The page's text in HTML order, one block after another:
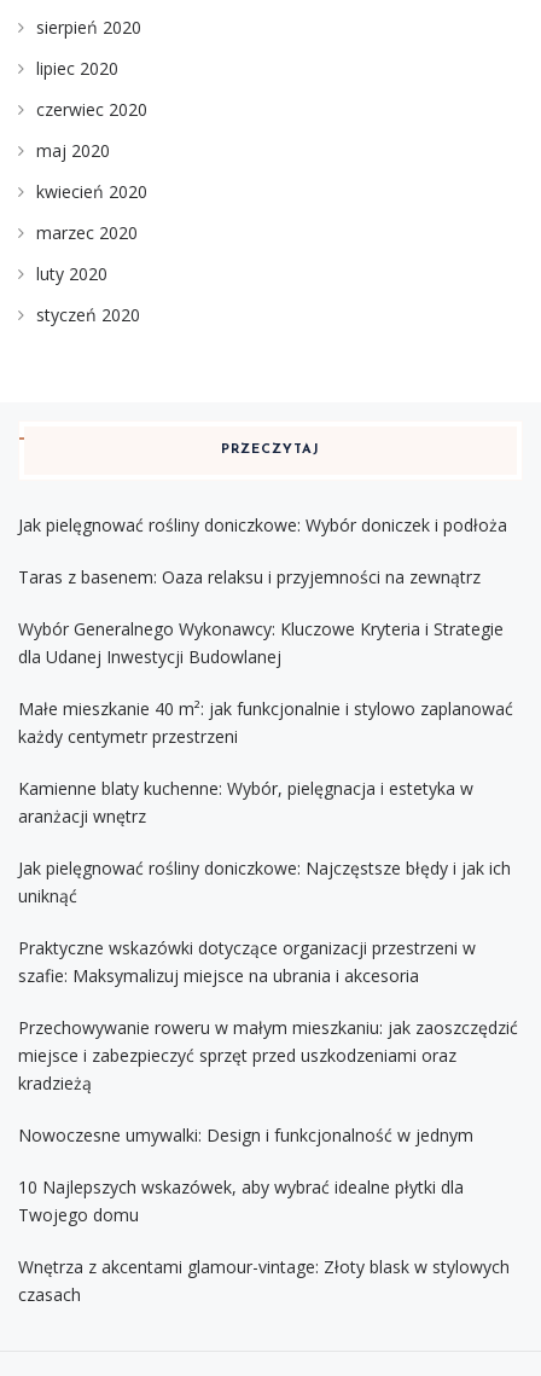
sierpień 2020
lipiec 2020
czerwiec 2020
maj 2020
kwiecień 2020
marzec 2020
luty 2020
styczeń 2020
PRZECZYTAJ
Jak pielęgnować rośliny doniczkowe: Wybór doniczek i podłoża
Taras z basenem: Oaza relaksu i przyjemności na zewnątrz
Wybór Generalnego Wykonawcy: Kluczowe Kryteria i Strategie
dla Udanej Inwestycji Budowlanej
Małe mieszkanie 40 m²: jak funkcjonalnie i stylowo zaplanować
każdy centymetr przestrzeni
Kamienne blaty kuchenne: Wybór, pielęgnacja i estetyka w
aranżacji wnętrz
Jak pielęgnować rośliny doniczkowe: Najczęstsze błędy i jak ich
uniknąć
Praktyczne wskazówki dotyczące organizacji przestrzeni w
szafie: Maksymalizuj miejsce na ubrania i akcesoria
Przechowywanie roweru w małym mieszkaniu: jak zaoszczędzić
miejsce i zabezpieczyć sprzęt przed uszkodzeniami oraz
kradzieżą
Nowoczesne umywalki: Design i funkcjonalność w jednym
10 Najlepszych wskazówek, aby wybrać idealne płytki dla
Twojego domu
Wnętrza z akcentami glamour-vintage: Złoty blask w stylowych
czasach